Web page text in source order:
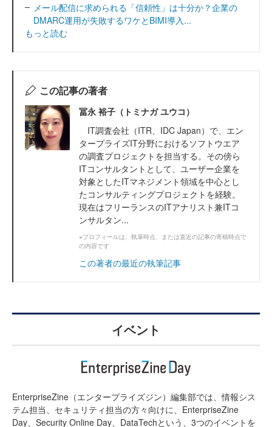
メール配信に求められる「信頼性」は十分か？企業の
DMARC運用が失敗するワケとBIMI導入...
もっと読む
この記事の著者
冨永 裕子（トミナガ ユウコ）
IT調査会社（ITR、IDC Japan）で、エン
タープライズIT分野におけるソフトウエア
の調査プロジェクトを担当する。その傍ら
ITコンサルタントとして、ユーザー企業を
対象としたITマネジメント領域を中心とし
たコンサルティングプロジェクトを経験。
現在はフリーランスのITアナリスト兼ITコ
ンサルタン...
※プロフィールは、執筆時点、または直近の記事の寄稿時点で
の内容です
この著者の最近の執筆記事
イベント
EnterpriseZine（エンタープライズジン）編集部では、情報シス
テム担当、セキュリティ担当の方々向けに、EnterpriseZine
Day、Security Online Day、DataTechという、3つのイベントを